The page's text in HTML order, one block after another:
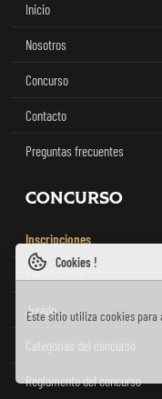
Inicio
Nosotros
Concurso
Contacto
Preguntas frecuentes
CONCURSO
Inscripciones
Edición 2026
Jurado
Categorías del concurso
Reglamento del concurso
Cookies !
Este sitio utiliza cookies